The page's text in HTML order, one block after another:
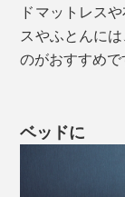
にすることで
ドマットレス
スやふとんに
のがおすすめで
ベッドに